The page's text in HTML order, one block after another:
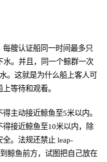
艘认证船同一时间最多只
水。并且，同一个鲸群一次
。这就是为什么船上客人可
等待和观看。
主动接近鲸鱼至5米以内。
接近鲸鱼至10米以内，除
。法规还禁止 leap-
鲸鱼前方，试图把自己放在